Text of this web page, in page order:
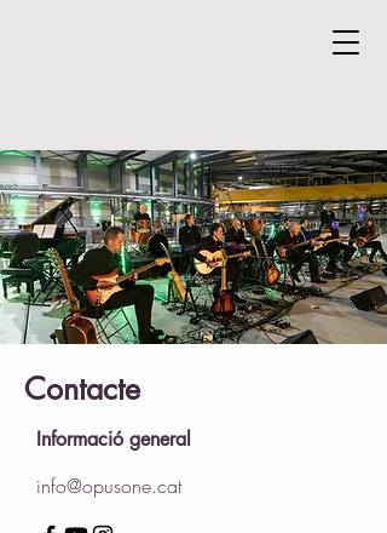
Contacte
Informació general
info@opusone.cat